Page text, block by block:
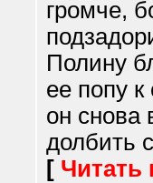
громче,
Полину
ее попу
он снова
долбить
[ Читать